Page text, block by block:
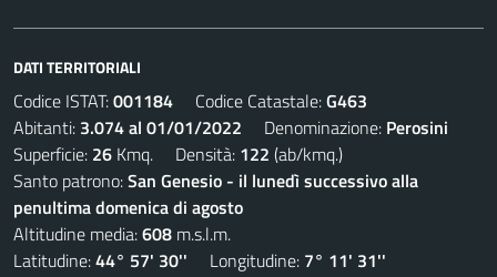
DATI TERRITORIALI
Codice ISTAT:001184 Codice Catastale:G463
Abitanti: 3.074 al 01/01/2022 Denominazione: Perosini
Superficie: 26 Kmq. Densità: 122 (ab/kmq.)
Santo patrono:San Genesio - il lunedì successivo alla
penultima domenica di agosto
Altitudine media:608 m.s.l.m.
Latitudine:44° 57' 30'' Longitudine: 7° 11' 31''